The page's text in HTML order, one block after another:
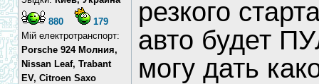
880
179
Мій електротранспорт:
Porsche 924 Молния,
Nissan Leaf, Trabant
EV, Citroen Saxo
резкого
авто будет
могу дать